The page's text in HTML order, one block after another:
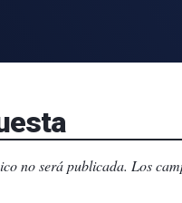
no será publicada. Los